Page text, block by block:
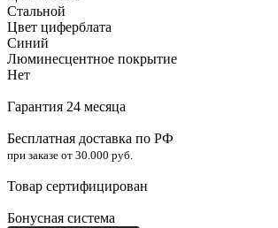
Стальной
Цвет циферблата
Синий
Люминесцентное покрытие
Нет
Гарантия 24 месяца
Бесплатная доставка по РФ
при заказе от 30.000 руб.
Товар сертифицирован
Бонусная система